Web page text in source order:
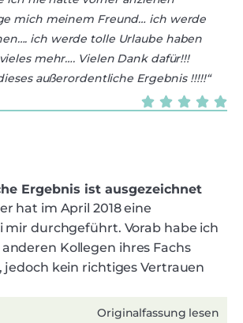
mich meinem Freund… ich werde
ich werde tolle Urlaube haben
mehr…. Vielen Dank dafür!!!
außerordentliche Ergebnis !!!!!“
Ergebnis ist ausgezeichnet
hat im April 2018 eine
mir durchgeführt. Vorab habe ich
Kollegen ihres Fachs
jedoch kein richtiges Vertrauen
Originalfassung lesen